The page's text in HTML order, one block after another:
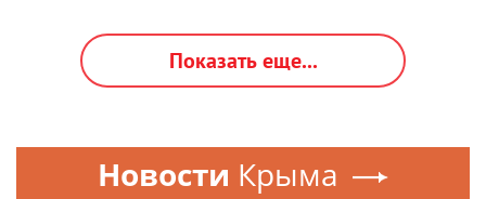
Показать еще...
Новости Крыма